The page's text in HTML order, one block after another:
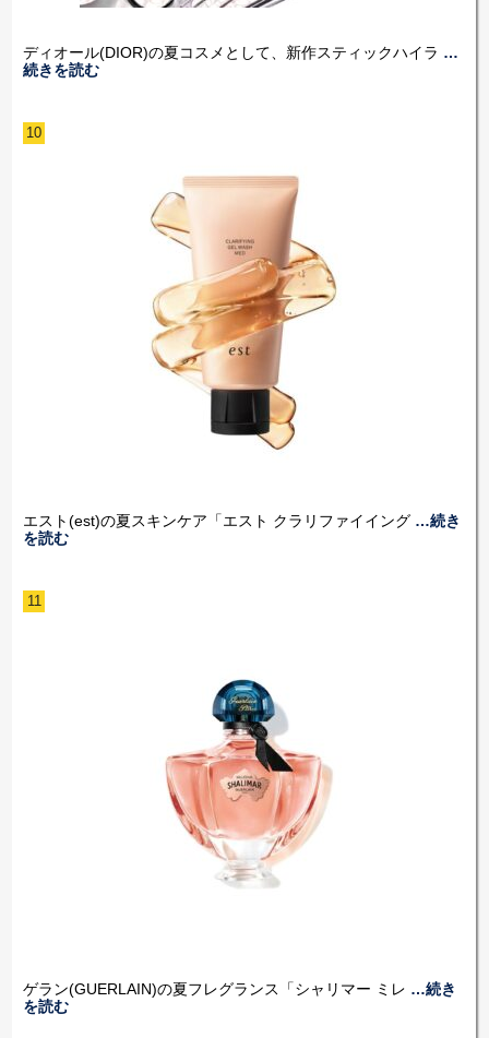
ディオール(DIOR)の夏コスメとして、新作スティックハイラ …
続きを読む
10
エスト(est)の夏スキンケア「エスト クラリファイイング …続き
を読む
11
ゲラン(GUERLAIN)の夏フレグランス「シャリマー ミレ …続き
を読む